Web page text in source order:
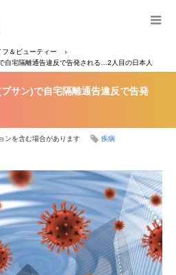
フ＆ビューティー
自宅隔離通告違反で告発される…2人目の日本人
サン)で自宅隔離通告違反で告発
ンを含む場合があります 疾病